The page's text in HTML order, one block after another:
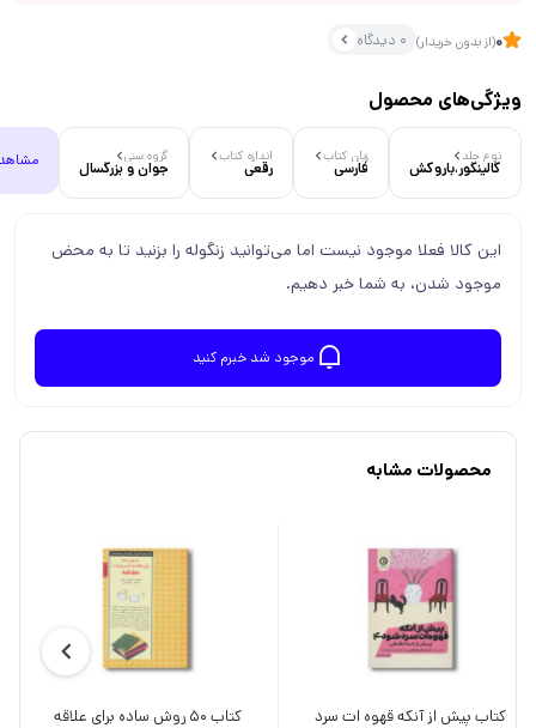
0(از بدون خریدار) 0 دیدگاه
ویژگی‌های محصول
نوع جلد
گالینگور،باروکش
زبان کتاب
فارسی
اندازه کتاب
رقعی
گروه سنی
جوان و بزرگسال
این کالا فعلا موجود نیست اما می‌توانید زنگوله را بزنید تا به محض
موجود شدن، به شما خبر دهیم.
موجود شد خبرم کنید
محصولات مشابه
کتاب پیش از آنکه قهوه ات سرد
کتاب 50 روش ساده برای علاقه